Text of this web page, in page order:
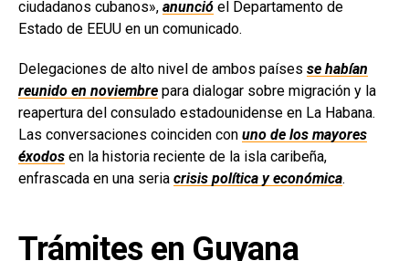
ciudadanos cubanos», anunció el Departamento de
Estado de EEUU en un comunicado.
Delegaciones de alto nivel de ambos países se habían
reunido en noviembre para dialogar sobre migración y la
reapertura del consulado estadounidense en La Habana.
Las conversaciones coinciden con uno de los mayores
éxodos en la historia reciente de la isla caribeña,
enfrascada en una seria crisis política y económica.
Trámites en Guyana